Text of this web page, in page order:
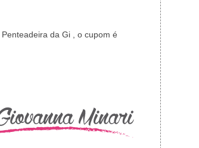
da Gi , o cupom é